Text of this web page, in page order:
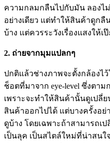
ความกลมกลืนไปกับมัน ลองไ
อย่างเดียว แต่ทำให้สินค้าดูก
บ้าง แต่ควรระวังเรื่องแสงให้เ
2. ถ่ายจากมุมแปลกๆ
ปกติแล้วช่างภาพจะตั้งกล้องไ
ช็อตที่มาจาก eye-level ซึ่งตา
เพราะจะทำให้สินค้านั้นดูเปลี่
สินค้าออกไปได้ แต่บางครั้งอ
ดูบ้าง โดยเฉพาะถ้าสามารถเ
เป็นลุค เป็นสไตล์ใหม่ที่น่าสน